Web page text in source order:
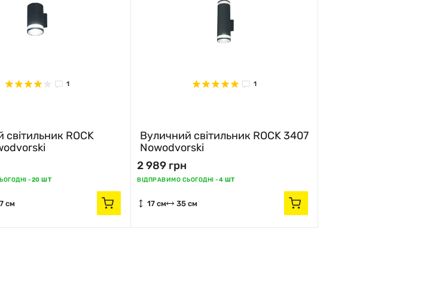
1
ROCK
-20 ШТ
см
1
Вуличний світильник ROCK 3407
Nowodvorski
2 989 грн
ВІДПРАВИМО СЬОГОДНІ -4 ШТ
17 см 35 см